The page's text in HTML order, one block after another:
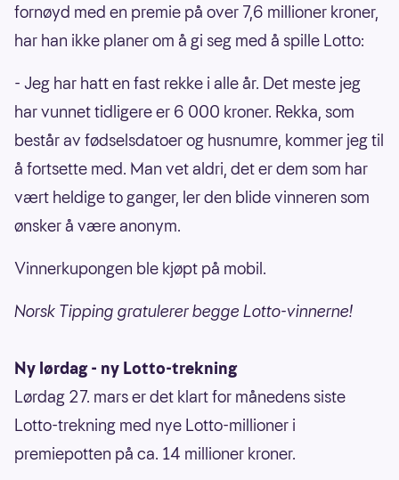
fornøyd med en premie på over 7,6 millioner kroner,
har han ikke planer om å gi seg med å spille Lotto:
- Jeg har hatt en fast rekke i alle år. Det meste jeg
har vunnet tidligere er 6 000 kroner. Rekka, som
består av fødselsdatoer og husnumre, kommer jeg til
å fortsette med. Man vet aldri, det er dem som har
vært heldige to ganger, ler den blide vinneren som
ønsker å være anonym.
Vinnerkupongen ble kjøpt på mobil.
Norsk Tipping gratulerer begge Lotto-vinnerne!
Ny lørdag - ny Lotto-trekning
Lørdag 27. mars er det klart for månedens siste
Lotto-trekning med nye Lotto-millioner i
premiepotten på ca. 14 millioner kroner.